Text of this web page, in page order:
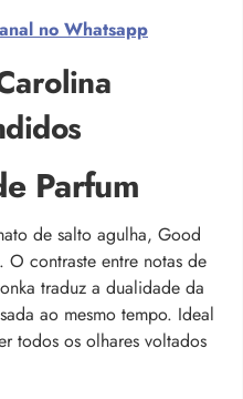
no Whatsapp
Parfum
de salto agulha, Good
contraste entre notas de
traduz a dualidade da
ao mesmo tempo. Ideal
todos os olhares voltados